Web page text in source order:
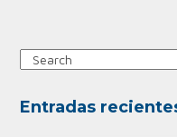
Search
Entradas